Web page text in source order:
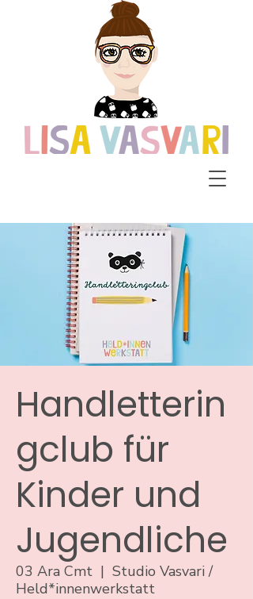
Handletterin
gclub für
Kinder und
Jugendliche
03 Ara Cmt
  |
Studio Vasvari /
Held*innenwerkstatt